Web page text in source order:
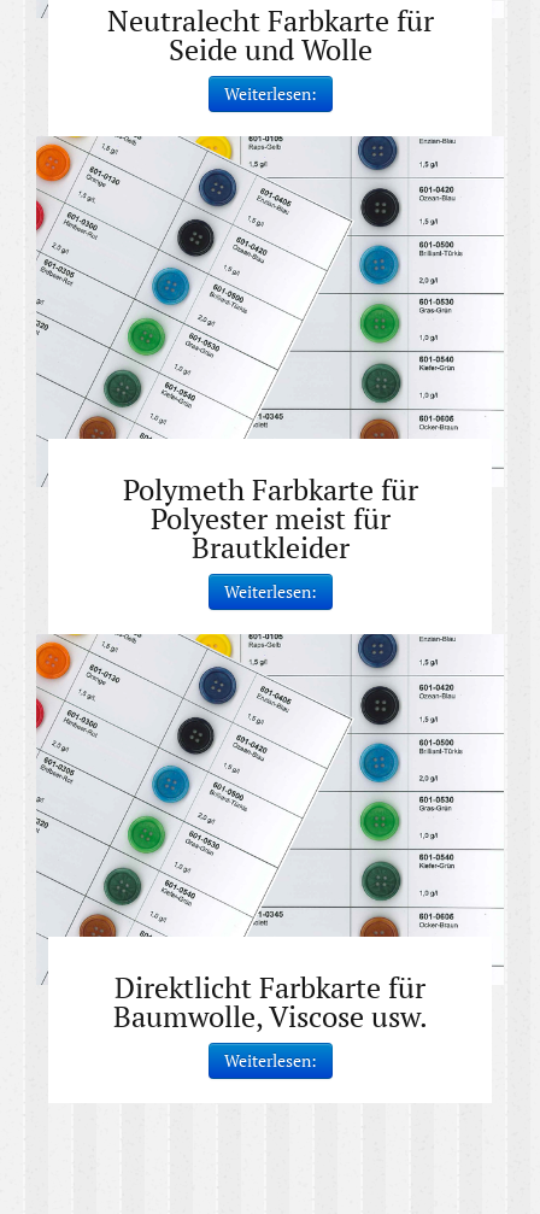
Neutralecht Farbkarte für
Seide und Wolle
Weiterlesen:
Polymeth Farbkarte für
Polyester meist für
Brautkleider
Weiterlesen:
Direktlicht Farbkarte für
Baumwolle, Viscose usw.
Weiterlesen: